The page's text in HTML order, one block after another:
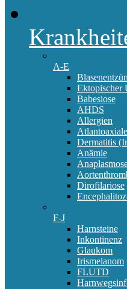
A-E
Ektopischer
Babesiose
AHDS
Allergien
Dermatitis
Anämie
Dirofilariose
F-J
Harnsteine
Inkontinenz
Glaukom
Irismelanom
FLUTD